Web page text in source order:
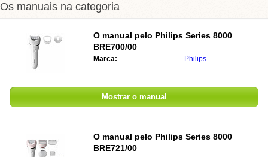
Os manuais na categoria
O manual pelo Philips Series 8000
BRE700/00
Marca: Philips
Mostrar o manual
O manual pelo Philips Series 8000
BRE721/00